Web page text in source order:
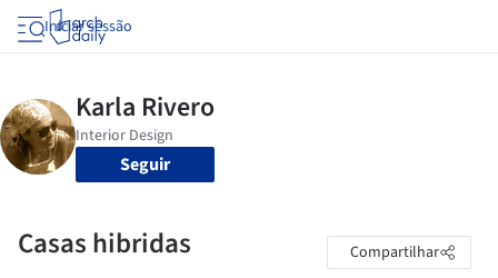
Iniciar sessão
Seguir
Casas hibridas Compartilhar